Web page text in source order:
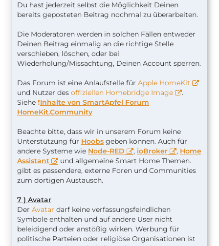
Du hast jederzeit selbst die Möglichkeit Deinen
bereits geposteten Beitrag nochmal zu überarbeiten.
Die Moderatoren werden in solchen Fällen entweder
Deinen Beitrag einmalig an die richtige Stelle
verschieben, löschen, oder bei
Wiederholung/Missachtung, Deinen Account sperren.
Das Forum ist eine Anlaufstelle für Apple HomeKit
und Nutzer des offiziellen Homebridge Image
.
Siehe ❗️Inhalte von SmartApfel Forum
HomeKit.Community
Beachte bitte, dass wir in unserem Forum keine
Unterstützung für Hoobs geben können. Auch für
andere Systeme wie Node-RED , ioBroker , Home
Assistant
und allgemeine Smart Home Themen.
gibt es passendere, externe Foren und Communities
zum dortigen Austausch.
7 ) Avatar
Der Avatar darf keine verfassungsfeindlichen
Symbole enthalten und auf andere User nicht
beleidigend oder anstößig wirken. Werbung für
politische Parteien oder religiöse Organisationen ist